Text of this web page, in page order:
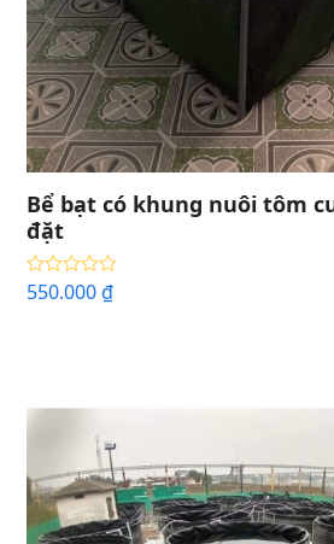
Bể bạt có khung nuôi tôm
đặt
Được xếp
hạng 5.00 5
550.000₫